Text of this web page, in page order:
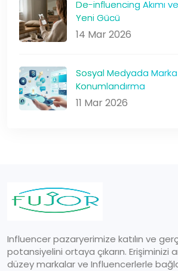
De-influencing Akımı
Yeni Gücü
14 Mar 2026
Sosyal Medyada Marka
Konumlandırma
11 Mar 2026
Influencer pazaryerimize katılın ve
potansiyelini ortaya çıkarın. Erişiminizi
düzey markalar ve Influencerlerle